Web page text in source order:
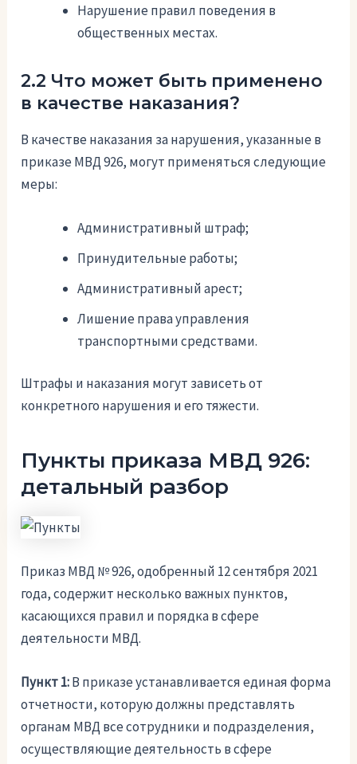
Нарушение правил поведения в
общественных местах.
2.2 Что может быть применено
в качестве наказания?
В качестве наказания за нарушения, указанные в
приказе МВД 926, могут применяться следующие
меры:
Административный штраф;
Принудительные работы;
Административный арест;
Лишение права управления
транспортными средствами.
Штрафы и наказания могут зависеть от
конкретного нарушения и его тяжести.
Пункты приказа МВД 926:
детальный разбор
Приказ МВД № 926, одобренный 12 сентября 2021
года, содержит несколько важных пунктов,
касающихся правил и порядка в сфере
деятельности МВД.
Пункт 1:В приказе устанавливается единая форма
отчетности, которую должны представлять
органам МВД все сотрудники и подразделения,
осуществляющие деятельность в сфере